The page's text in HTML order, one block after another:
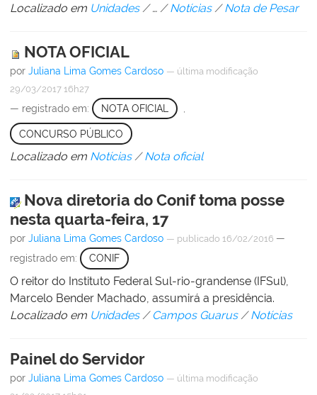
Localizado em Unidades /… /Notícias /Nota de Pesar
NOTA OFICIAL
por Juliana Lima Gomes Cardoso — última modificação
29/03/2017 16h27
— registrado em: NOTA OFICIAL
CONCURSO PÚBLICO
Localizado em Notícias /Nota oficial
Nova diretoria do Conif toma posse
nesta quarta-feira, 17
por Juliana Lima Gomes Cardoso — publicado 16/02/2016 —
registrado em:
CONIF
O reitor do Instituto Federal Sul-rio-grandense (IFSul),
Marcelo Bender Machado, assumirá a presidência.
Localizado em Unidades / Campos Guarus /Notícias
Painel do Servidor
por Juliana Lima Gomes Cardoso — última modificação